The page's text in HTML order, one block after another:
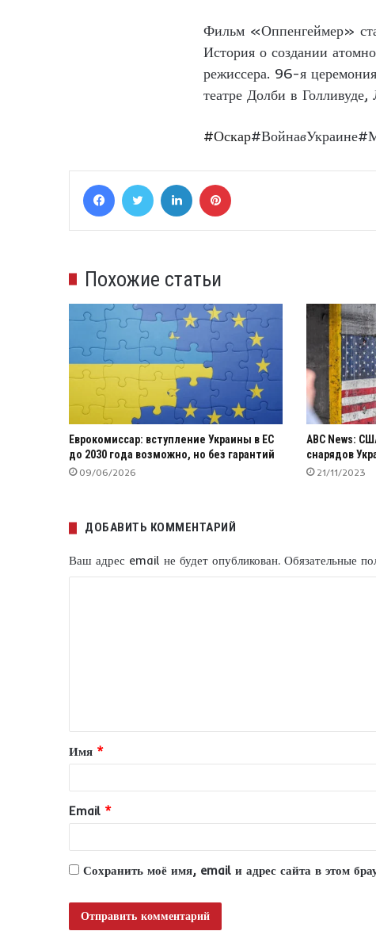
Фильм «Оппенгеймер»
История о создании
режиссера. 96-я
театре Долби в
#Оскар#Войнав
FacebookTwitter LinkedIn
Похожие статьи
Еврокомиссар: вступление Украины в ЕС
до 2030 года возможно, но без гарантий
09/06/2026
ABC News:
снарядов
21/11/2023
ДОБАВИТЬ КОММЕНТАРИЙ
Ваш адрес email не будет опубликован. Обязательные
т
а
и
й
*
Имя *
Email *
Сохранить моё имя, email и адрес сайта в этом